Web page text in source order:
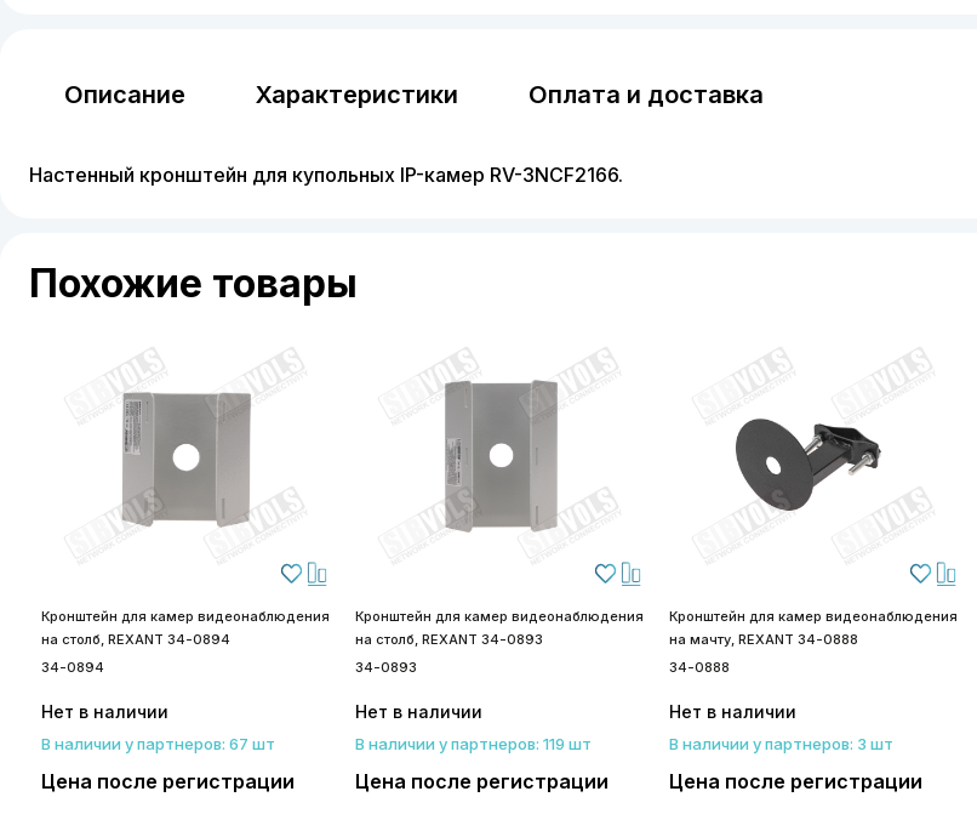
Описание Характеристики Оплата и доставка
Настенный кронштейн для купольных IP-камер RV-3NCF2166.
Похожие товары
Кронштейн для камер видеонаблюдения
на столб, REXANT 34-0894
34-0894
Нет в наличии
В наличии у партнеров: 67 шт
Цена после регистрации
Кронштейн для камер видеонаблюдения
на столб, REXANT 34-0893
34-0893
Нет в наличии
В наличии у партнеров: 119 шт
Цена после регистрации
Кронштейн для камер видеонаблюдения
на мачту, REXANT 34-0888
34-0888
Нет в наличии
В наличии у партнеров: 3 шт
Цена после регистрации